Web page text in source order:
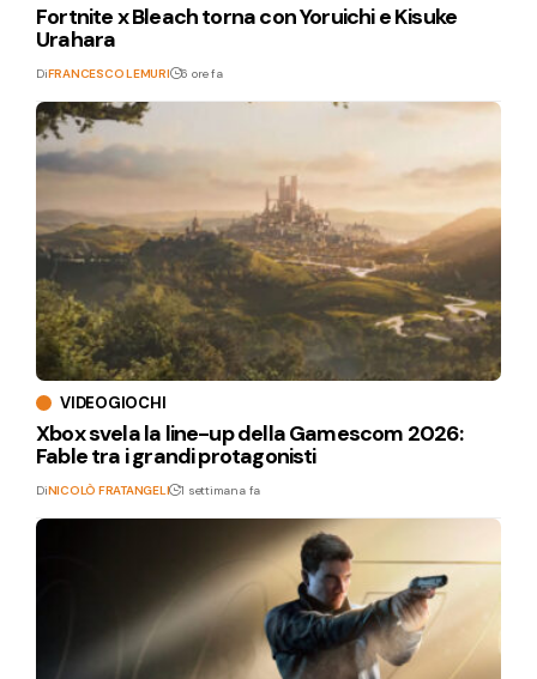
Fortnite x Bleach torna con Yoruichi e Kisuke
Urahara
DiFRANCESCO LEMURI 6 ore fa
VIDEOGIOCHI
Xbox svela la line-up della Gamescom 2026:
Fable tra i grandi protagonisti
DiNICOLÒ FRATANGELI 1 settimana fa